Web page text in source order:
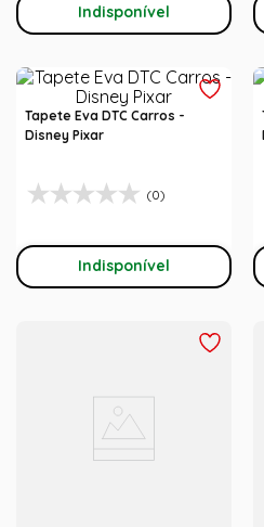
Indisponível
Tapete Eva DTC Carros -
Disney Pixar
(0)
Indisponível